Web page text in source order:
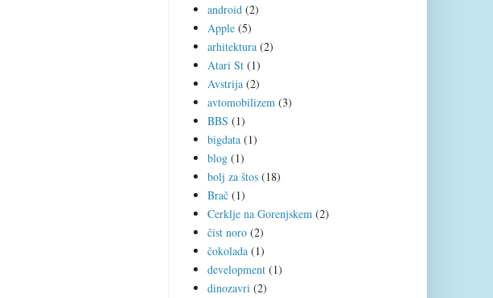
android (2)
Apple (5)
arhitektura (2)
Atari St (1)
Avstrija (2)
avtomobilizem (3)
BBS (1)
bigdata (1)
blog (1)
bolj za štos (18)
Brač (1)
Cerklje na Gorenjskem (2)
čist noro (2)
čokolada (1)
development (1)
dinozavri (2)